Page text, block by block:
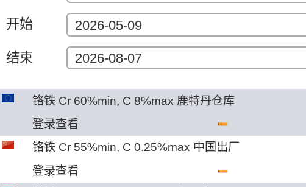
开始 2026-05-09
结束 2026-08-07
铬铁 Cr 60%min, C 8%max 鹿特丹仓库
登录查看
铬铁 Cr 55%min, C 0.25%max 中国出厂
登录查看